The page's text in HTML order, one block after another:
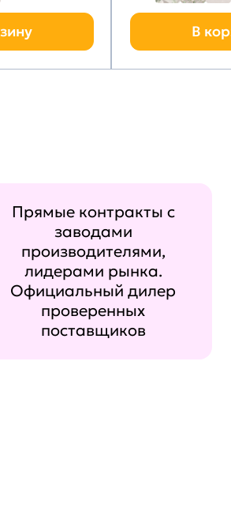
В
Прямые контракты с
заводами
производителями,
лидерами рынка.
Официальный дилер
проверенных
поставщиков